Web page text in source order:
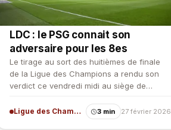
LDC : le PSG connait son
adversaire pour les 8es
Le tirage au sort des huitièmes de finale
de la Ligue des Champions a rendu son
verdict ce vendredi midi au siège de
Ligue des Champions 3 min 27 février 2026